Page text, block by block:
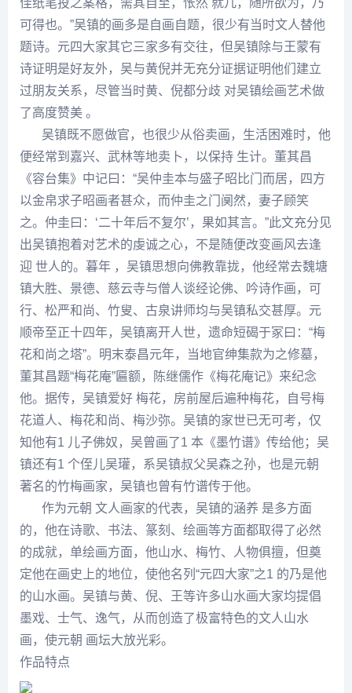
佳纸笔投之案格，需其自至，怅然 就几，随所欲为，乃
可得也。”吴镇的画多是自画自题，很少有当时文人替他
题诗。元四大家其它三家多有交往，但吴镇除与王蒙有
诗证明是好友外，吴与黄倪并无充分证据证明他们建立
过朋友关系，尽管当时黄、倪都分歧 对吴镇绘画艺术做
了高度赞美 。
吴镇既不愿做官，也很少从俗卖画，生活困难时，他
便经常到嘉兴、武林等地卖卜，以保持 生计。 董其昌
《容台集》中记曰：“吴仲圭本与盛子昭比门而居，四方
以金帛求子昭画者甚众，而仲圭之门阒然，妻子顾笑
之。仲圭曰：‘二十年后不复尔’，果如其言。”此文充分见
出吴镇抱着对艺术的虔诚之心，不是随便改变画风去逢
迎 世人的。暮年 ，吴镇思想向佛教靠拢，他经常去魏塘
镇大胜、景德、慈云寺与僧人谈经论佛、吟诗作画，可
行、松严和尚、竹叟、古泉讲师均与吴镇私交甚厚。元
顺帝至正十四年，吴镇离开人世，遗命短碣于冢曰：“梅
花和尚之塔”。明末泰昌元年，当地官绅集款为之修墓，
董其昌题“梅花庵”匾额， 陈继儒作《梅花庵记》来纪念
他。据传，吴镇爱好 梅花，房前屋后遍种梅花，自号梅
花道人、梅花和尚、梅沙弥。吴镇的家世已无可考，仅
知他有1 儿子佛奴，吴曾画了1 本《墨竹谱》传给他；吴
镇还有1 个侄儿吴瓘，系吴镇叔父吴森之孙，也是元朝
著名的竹梅画家，吴镇也曾有竹谱传于他。
作为元朝 文人画家的代表，吴镇的涵养 是多方面
的，他在诗歌、书法、篆刻、绘画等方面都取得了必然
的成就，单绘画方面，他山水、梅竹、人物俱擅，但奠
定他在画史上的地位，使他名列“元四大家”之1 的乃是他
的山水画。吴镇与黄、倪、王等许多山水画大家均提倡
墨戏、士气、逸气，从而创造了极富特色的文人山水
画，使元朝 画坛大放光彩。
作品特点